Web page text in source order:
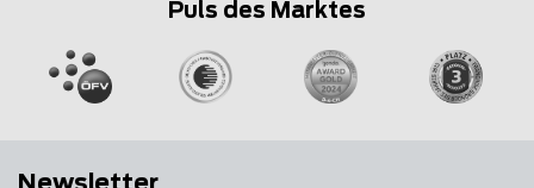
Puls des Marktes